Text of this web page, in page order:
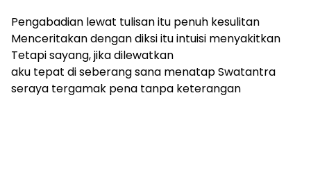
Pengabadian lewat tulisan itu penuh kesulitan
Menceritakan dengan diksi itu intuisi menyakitkan
Tetapi sayang, jika dilewatkan
aku tepat di seberang sana menatap Swatantra
seraya tergamak pena tanpa keterangan